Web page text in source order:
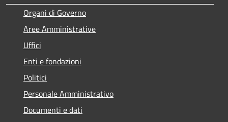
Organi di Governo
Aree Amministrative
Uffici
Enti e fondazioni
Politici
Personale Amministrativo
Documenti e dati